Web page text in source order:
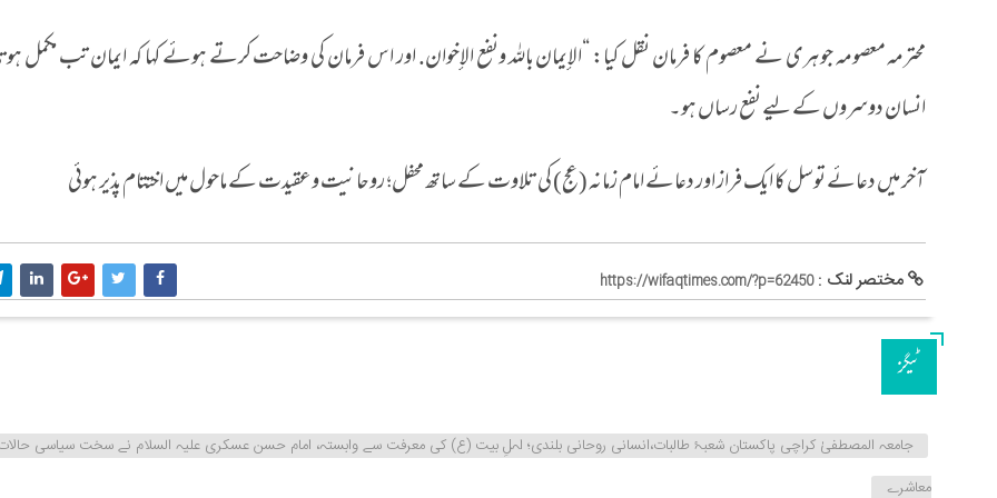
محترمہ معصومہ جوہری نے معصوم کا فرمان نقل کیا: “الإیمان بالله ونفع الإخوان. اور اس فرمان کی وضاحت کرتے ہوئے کہا کہ ایمان تب
انسان دوسروں کے لیے نفع رساں ہو۔
آخر میں دعائے توسل کا ایک فراز اور دعائے امام زمانہ (عج) کی تلاوت کے ساتھ محفل؛ روحانیت و عقیدت کے ماحول میں اختتام پذیر ہوئی
مختصر لنک :https://wifaqtimes.com/?p=62450
ٹیگز
جامعہ المصطفیٰ کراچی پاکستان شعبۂ طالبات،انسانی روحانی بلندی؛ اہلِ بیت (ع) کی معرفت سے وابستہ، امام حسن عسکری علیہ السلام نے سخت سیاسی
معاشرے